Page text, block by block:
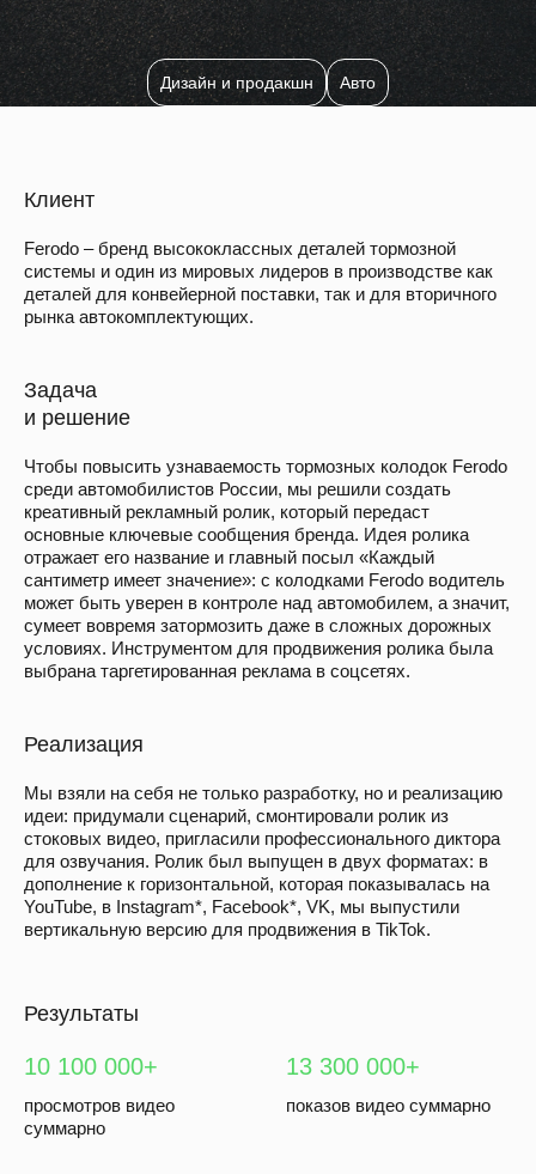
Дизайн и продакшн Авто
Клиент
Ferodo – бренд высококлассных деталей тормозной
системы и один из мировых лидеров в производстве как
деталей для конвейерной поставки, так и для вторичного
рынка автокомплектующих.
Задача
и решение
Чтобы повысить узнаваемость тормозных колодок Ferodo
среди автомобилистов России, мы решили создать
креативный рекламный ролик, который передаст
основные ключевые сообщения бренда. Идея ролика
отражает его название и главный посыл «Каждый
сантиметр имеет значение»: с колодками Ferodo водитель
может быть уверен в контроле над автомобилем, а значит,
сумеет вовремя затормозить даже в сложных дорожных
условиях. Инструментом для продвижения ролика была
выбрана таргетированная реклама в соцсетях.
Реализация
Мы взяли на себя не только разработку, но и реализацию
идеи: придумали сценарий, смонтировали ролик из
стоковых видео, пригласили профессионального диктора
для озвучания. Ролик был выпущен в двух форматах: в
дополнение к горизонтальной, которая показывалась на
YouTube, в Instagram*, Facebook*, VK, мы выпустили
вертикальную версию для продвижения в TikTok.
Результаты
10 100 000+
просмотров видео
суммарно
13 300 000+
показов видео суммарно